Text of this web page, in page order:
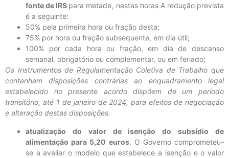
fonte de IRS para metade, nestas horas A redução prevista
é a seguinte:
50% pela primeira hora ou fração desta;
75% por hora ou fração subsequente, em dia útil;
100% por cada hora ou fração, em dia de descanso
semanal, obrigatório ou complementar, ou em feriado;
Os Instrumentos de Regulamentação Coletiva de Trabalho que
contenham disposições contrárias ao enquadramento legal
estabelecido no presente acordo dispõem de um período
transitório, até 1 de janeiro de 2024, para efeitos de negociação
e alteração destas disposições.
atualização do valor de isenção do subsídio de
alimentação para 5,20 euros. O Governo comprometeu-
se a avaliar o modelo que estabelece a isenção e o valor